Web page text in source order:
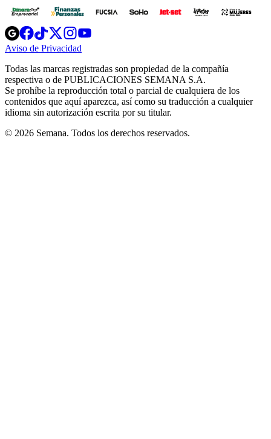
Opens
in
new
Opens
in
new
Opens
in
new
window
Opens
new
windowwindow
Aviso de Privacidad
new
window
Todas las marcas registradas son propiedad de la compañía
respectiva o de PUBLICACIONES SEMANA S.A.
Se prohíbe la reproducción total o parcial de cualquiera de los
contenidos que aquí aparezca, así como su traducción a cualquier
idioma sin autorización escrita por su titular.
© 2026 Semana. Todos los derechos reservados.